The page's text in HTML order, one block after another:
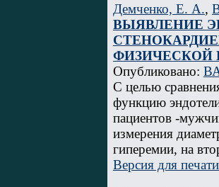
Демченко, Е. А.,
ВЫЯВЛЕНИЕ
ФИЗИЧЕСКОЙ
Опубликовано:
С целью
функцию
пациентов -
измерения
гиперемии, на
Версия для печати